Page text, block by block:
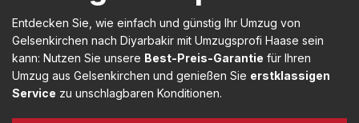
Entdecken Sie, wie einfach und günstig Ihr Umzug von
Gelsenkirchen nach Diyarbakir mit Umzugsprofi Haase sein
kann: Nutzen Sie unsere Best-Preis-Garantie für Ihren
Umzug aus Gelsenkirchen und genießen Sie erstklassigen
Service zu unschlagbaren Konditionen.